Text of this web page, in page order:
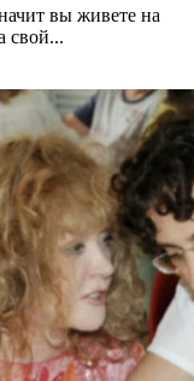
вы живете на
свой...